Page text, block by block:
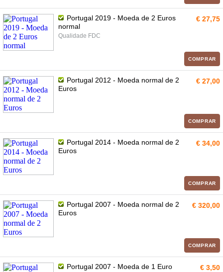
Portugal 2019 - Moeda de 2 Euros
normal
Qualidade FDC
€ 27,75
COMPRAR
Portugal 2012 - Moeda normal de 2
Euros
€ 27,00
COMPRAR
Portugal 2014 - Moeda normal de 2
Euros
€ 34,00
COMPRAR
Portugal 2007 - Moeda normal de 2
Euros
€ 320,00
COMPRAR
Portugal 2007 - Moeda de 1 Euro € 3,50